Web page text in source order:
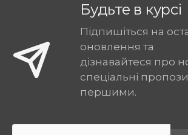
Будьте в курсі
Підпишіться на
оновлення та
дізнавайтеся про
спеціальні
першими.